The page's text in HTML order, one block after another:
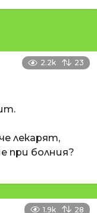
2.2k 23
лекарят,
при болния?
1.9k 28